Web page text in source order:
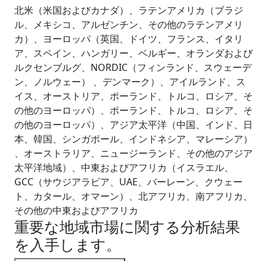
北米（米国およびカナダ）、ラテンアメリカ（ブラジ
ル、メキシコ、アルゼンチン、その他のラテンアメリ
カ）、ヨーロッパ（英国、ドイツ、フランス、イタリ
ア、スペイン、ハンガリー、ベルギー、オランダおよび
ルクセンブルグ、NORDIC（フィンランド、スウェーデ
ン、ノルウェー） 、デンマーク）、アイルランド、ス
イス、オーストリア、ポーランド、トルコ、ロシア、そ
の他のヨーロッパ）、ポーランド、トルコ、ロシア、そ
の他のヨーロッパ）、アジア太平洋（中国、インド、日
本、韓国、シンガポール、インドネシア、マレーシア）
、オーストラリア、ニュージーランド、その他のアジア
太平洋地域）、中東およびアフリカ（イスラエル、
GCC（サウジアラビア、UAE、バーレーン、クウェー
ト、カタール、オマーン）、北アフリカ、南アフリカ、
その他の中東およびアフリカ
重要な地域市場に関する分析結果
を入手します。